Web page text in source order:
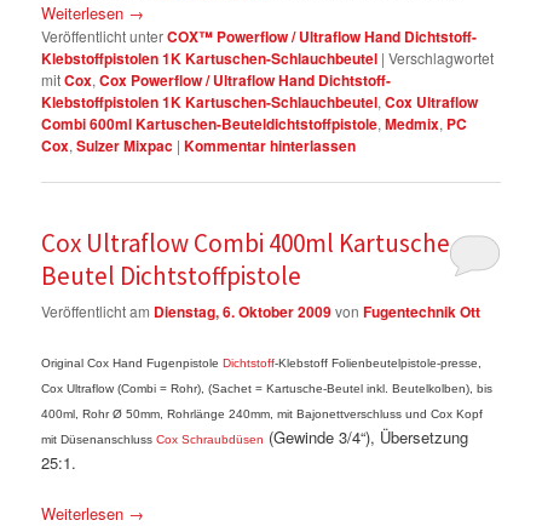
Weiterlesen →
Veröffentlicht unterCOX™ Powerflow / Ultraflow Hand Dichtstoff-
Klebstoffpistolen 1K Kartuschen-Schlauchbeutel |Verschlagwortet
mitCox,Cox Powerflow / Ultraflow Hand Dichtstoff-
Klebstoffpistolen 1K Kartuschen-Schlauchbeutel,Cox Ultraflow
Combi 600ml Kartuschen-Beuteldichtstoffpistole,Medmix, PC
Cox,Sulzer Mixpac |Kommentar hinterlassen
Cox Ultraflow Combi 400ml Kartuschen-
Beutel Dichtstoffpistole
Veröffentlicht am Dienstag, 6. Oktober 2009vonFugentechnik Ott
Original Cox Hand FugenpistoleDichtstoff-Klebstoff Folienbeutelpistole-presse,
Cox Ultraflow (Combi = Rohr), (Sachet = Kartusche-Beutel inkl. Beutelkolben), bis
400ml, Rohr Ø 50mm, Rohrlänge 240mm, mit Bajonettverschluss und Cox Kopf
mit DüsenanschlussCox Schraubdüsen (Gewinde 3/4“), Übersetzung
25:1.
Weiterlesen →